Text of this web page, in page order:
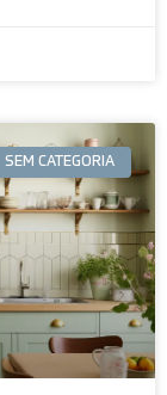
SEM CATEGORIA